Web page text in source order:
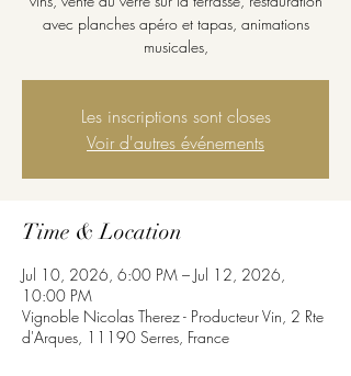
avec planches apéro et tapas, animations
musicales,
Les inscriptions sont closes
Voir d'autres événements
Time & Location
Jul 10, 2026, 6:00 PM – Jul 12, 2026,
10:00 PM
Vignoble Nicolas Therez - Producteur Vin, 2 Rte
d'Arques, 11190 Serres, France